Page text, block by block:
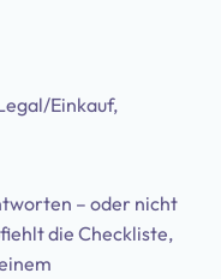
Einkauf,
– oder nicht
die Checkliste,